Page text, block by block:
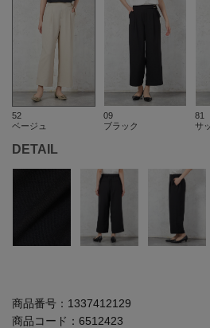
52
ベージュ
09
ブラック
81
サ
DETAIL
商品番号： 1337412129
商品コード： 6512423